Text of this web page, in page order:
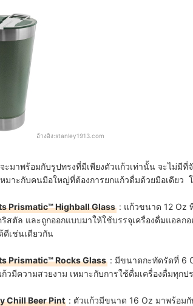
อ้างอิง:stanley1913.com
ะมาพร้อมกับรูปทรงที่มีเพียงตัวแก้วเท่านั้น จะไม่มี
มาะกับคนมือใหญ่ที่ต้องการยกแก้วดื่มด้วยมือเดียว
Prismatic™ Highball Glass : แก้วขนาด 12 Oz
ริสตัล และถูกออกแบบมาให้ใช้บรรจุเครื่องดื่มแอลก
ดีเช่นเดียวกัน
Prismatic™ Rocks Glass : มีขนาดกะทัดรัดที่ 6
วมีความสวยงาม เหมาะกับการใช้ดื่มเครื่องดื่มทุกป
Chill Beer Pint : ตัวแก้วมีขนาด 16 Oz มาพร้อม